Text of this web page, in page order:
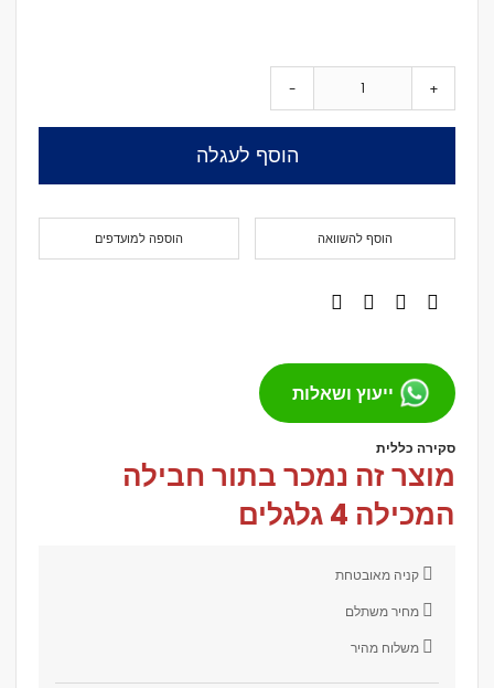
- +
הוסף לעגלה
הוספה למועדפים הוסף להשוואה
ייעוץ ושאלות
סקירה כללית
מוצר זה נמכר בתור חבילה
המכילה 4 גלגלים
קניה מאובטחת
מחיר משתלם
משלוח מהיר